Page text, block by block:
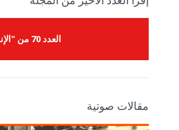
العدد 70 من "الإنساني"
مقالات صوتية